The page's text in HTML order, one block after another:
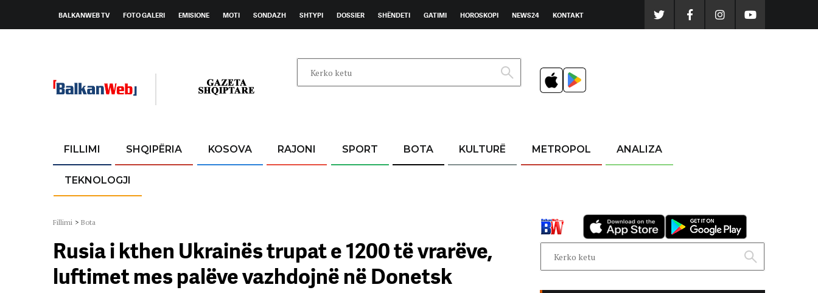
BALKANWEB TV FOTO GALERI EMISIONE MOTI SONDAZH SHTYPI DOSSIER SHËNDETI GATIMI HOROSKOPI NEWS24 KONTAKT
FILLIMI SHQIPËRIA KOSOVA RAJONI SPORT BOTA KULTURË METROPOL ANALIZA
TEKNOLOGJI
Fillimi > Bota
Rusia i kthen Ukrainës trupat e 1200 të vrarëve,
luftimet mes palëve vazhdojnë në Donetsk